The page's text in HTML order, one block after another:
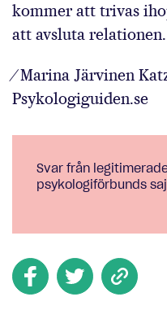
kommer att trivas
att avsluta relationen.
⁄ Marina Järvinen
Psykologiguiden.se
Svar från
psykologiförbunds